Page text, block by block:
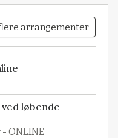
arrangementer
løbende
ONLINE